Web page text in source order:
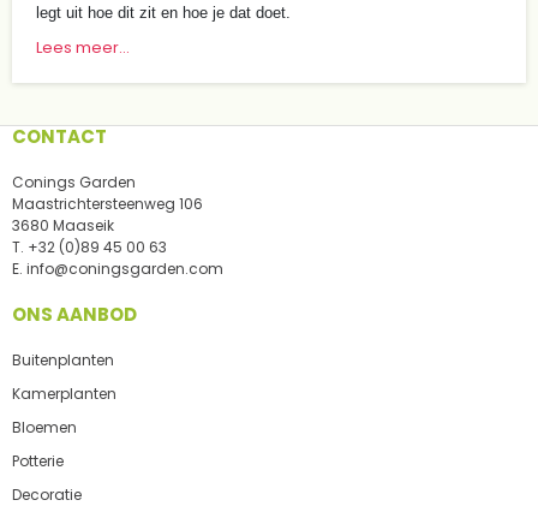
legt uit hoe dit zit en hoe je dat doet.
Lees meer...
CONTACT
Conings Garden
Maastrichtersteenweg 106
3680 Maaseik
T. +32 (0)89 45 00 63
E. info@coningsgarden.com
ONS AANBOD
Buitenplanten
Kamerplanten
Bloemen
Potterie
Decoratie